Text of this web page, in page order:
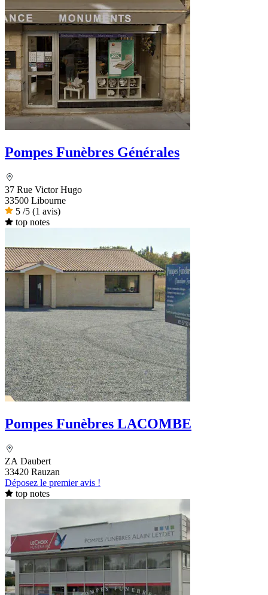
Pompes Funèbres Générales
37 Rue Victor Hugo
33500 Libourne
5 /5 (1 avis)
top notes
Pompes Funèbres LACOMBE
ZA Daubert
33420 Rauzan
Déposez le premier avis !
top notes